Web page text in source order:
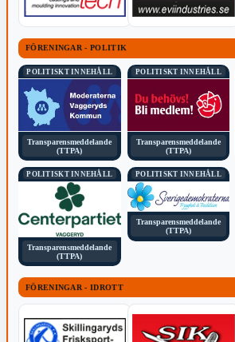
FÖRENINGAR - POLITIK
POLITISKT INNEHÅLL
Transparensmeddelande
(TTPA)
POLITISKT INNEHÅLL
Transparensmeddelande
(TTPA)
POLITISKT INNEHÅLL
Transparensmeddelande
(TTPA)
POLITISKT INNEHÅLL
Transparensmeddelande
(TTPA)
FÖRENINGAR - IDROTT